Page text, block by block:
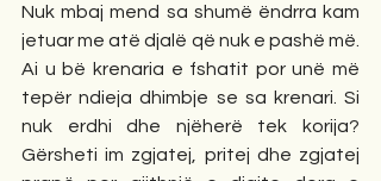
Nuk mbaj mend sa shumë ëndrra kam
jetuar me atë djalë që nuk e pashë më.
Ai u bë krenaria e fshatit por unë më
tepër ndieja dhimbje se sa krenari. Si
nuk erdhi dhe njëherë tek korija?
Gërsheti im zgjatej, pritej dhe zgjatej